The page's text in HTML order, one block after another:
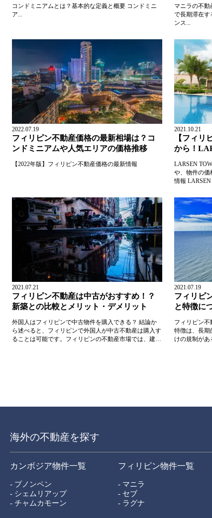
コンドミニアムとは？基本的な定義と概要 コンドミニ
ア...
マニラの不動
で長期滞在す
ンス...
2022.07.19
フィリピン不動産価格の最新相場は？コ
ンドミニアムや人気エリアの価格推移
【2022年版】フィリピン不動産価格の最新情報
2021.10.21
【フィリ
から！
LARSEN
や、物件の価
情報
2021.07.21
フィリピン不動産は中古がおすすめ！？
新築との比較とメリット・デメリット
外国人はフィリピンで中古物件を購入できる？ 結論か
ら述べると、フィリピンで外国人が中古不動産は購入す
ることは可能です。フィリピンの不動産市場では、建物
2021.07.19
フィリピ
と特徴に
フィリピン
特徴は、長期
けの規制があ
海外の不動産を探す
カンボジア物件一覧
- プノンペン
- シェムリアップ
- チャムカモーン
フィリピン物件一覧
- マニラ
- セブ
- ラグナ